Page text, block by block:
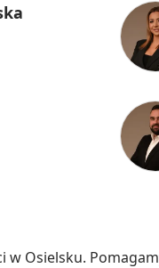
Osielsku.